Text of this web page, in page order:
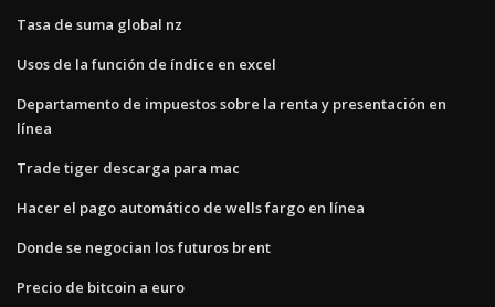
Tasa de suma global nz
Usos de la función de índice en excel
Departamento de impuestos sobre la renta y presentación en
línea
Trade tiger descarga para mac
Hacer el pago automático de wells fargo en línea
Donde se negocian los futuros brent
Precio de bitcoin a euro